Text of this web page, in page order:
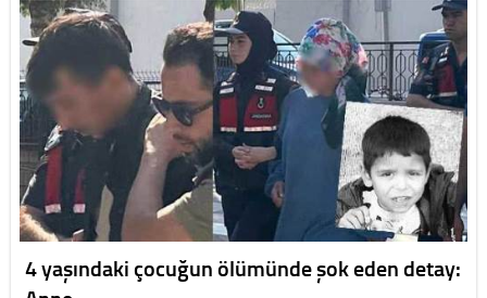
4 yaşındaki çocuğun ölümünde şok eden detay: